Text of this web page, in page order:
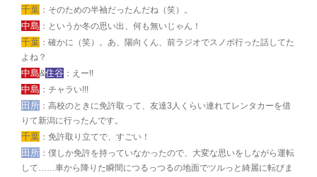
千葉 ：そのための半袖だったんだね（笑）。
中島 ：というか冬の思い出、何も無いじゃん！
千葉 ：確かに（笑）。あ、陽向くん、前ラジオでスノボ行った話してた
よね？
中島&住谷 ：えー!!
中島 ：チャラい!!!
田所 ：高校のときに免許取って、友達3人くらい連れてレンタカーを借
りて新潟に行ったんです。
千葉 ：免許取り立てで、すごい！
田所 ：僕しか免許を持っていなかったので、大変な思いをしながら運転
して……車から降りた瞬間につるっつるの地面でツルっと綺麗に転びま